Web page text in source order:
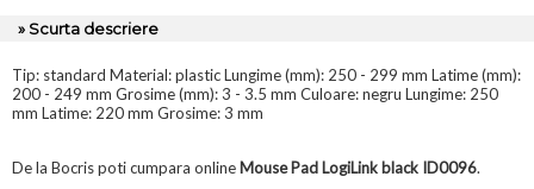
» Scurta descriere
Tip: standard Material: plastic Lungime (mm): 250 - 299 mm Latime (mm):
200 - 249 mm Grosime (mm): 3 - 3.5 mm Culoare: negru Lungime: 250
mm Latime: 220 mm Grosime: 3 mm
De la Bocris poti cumpara online Mouse Pad LogiLink black ID0096.